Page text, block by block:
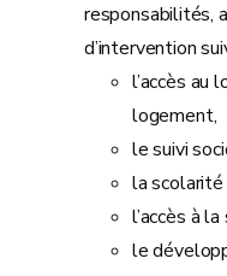
responsabilités,
d’intervention
l’accès au
logement,
le suivi
la scolarité
l’accès à
le